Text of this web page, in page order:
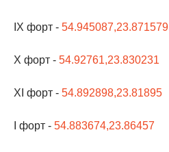
IX форт - 54.945087,23.871579
X форт - 54.92761,23.830231
XI форт - 54.892898,23.81895
I форт - 54.883674,23.86457